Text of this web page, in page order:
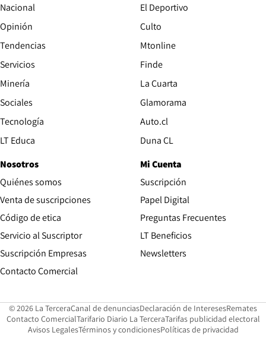
Nacional
Opinión
Tendencias
Servicios
Minería
Sociales
Tecnología
LT Educa
El Deportivo
Culto
Mtonline
Finde
La Cuarta
Glamorama
Auto.cl
Duna CL
Nosotros
Quiénes somos
Venta de suscripciones
Código de etica Opens in new window
Servicio al Suscriptor
Suscripción Empresas
Contacto Comercial
Mi Cuenta
Suscripción
Papel Digital
Preguntas Frecuentes
LT Beneficios
Newsletters
© 2026 La TerceraCanal de denunciasOpens in new window
Declaración de InteresesOpens in
Remates
Contacto ComercialOpens in new window
Tarifario Diario La TerceraOpens in new window
Tarifas publicidad electoral
Avisos LegalesOpens in new window
Términos y condicionesPolíticas de privacidad